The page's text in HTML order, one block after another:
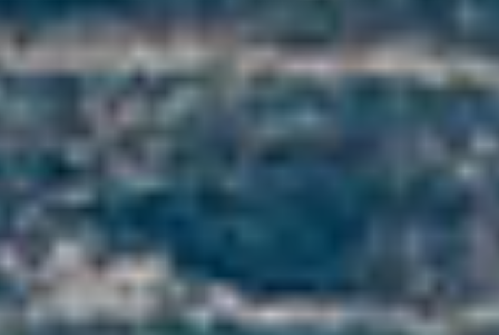
QUEM SOMOS
XVI JSB